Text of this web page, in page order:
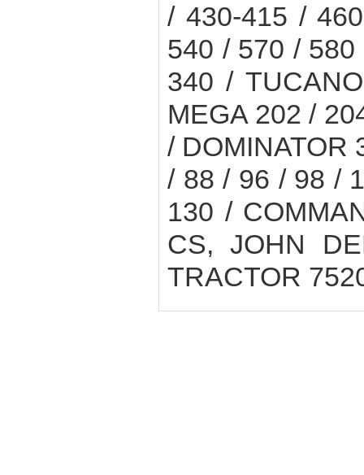
/ 430-415 /
540 / 570 /
340 /
MEGA 202 /
/ DOMINATOR
/ 88 / 96 / 98 /
130 /
CS, JOHN
TRACTOR